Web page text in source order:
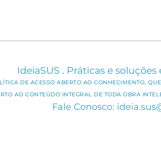
IdeiaSUS . Práticas e
DE ACESSO ABERTO AO CONHECIMENTO,
AO CONTEÚDO INTEGRAL DE TODA OBRA
Fale Conosco: